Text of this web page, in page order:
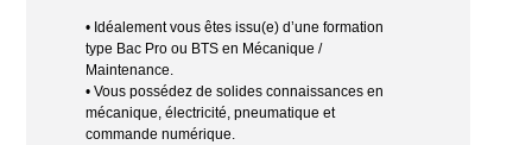
• Idéalement vous êtes issu(e) d’une formation
type Bac Pro ou BTS en Mécanique /
Maintenance.
• Vous possédez de solides connaissances en
mécanique, électricité, pneumatique et
commande numérique.